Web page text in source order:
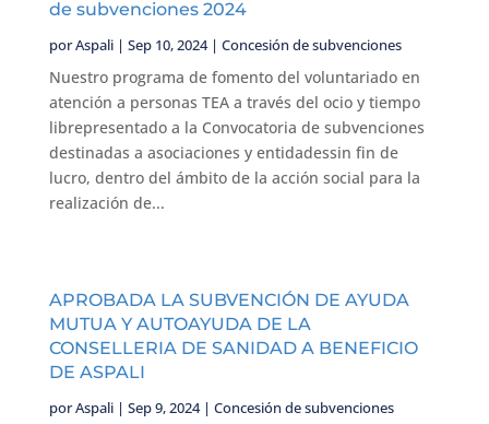
de subvenciones 2024
porAspali| Sep 10, 2024| Concesión de subvenciones
Nuestro programa de fomento del voluntariado en
atención a personas TEA a través del ocio y tiempo
librepresentado a la Convocatoria de subvenciones
destinadas a asociaciones y entidadessin fin de
lucro, dentro del ámbito de la acción social para la
realización de...
APROBADA LA SUBVENCIÓN DE AYUDA
MUTUA Y AUTOAYUDA DE LA
CONSELLERIA DE SANIDAD A BENEFICIO
DE ASPALI
porAspali| Sep 9, 2024| Concesión de subvenciones